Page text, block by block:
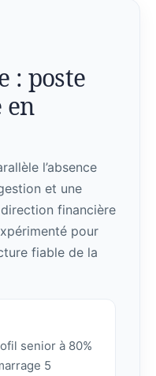
: poste
en
l’absence
et une
financière
pour
fiable de la
senior à 80%
5